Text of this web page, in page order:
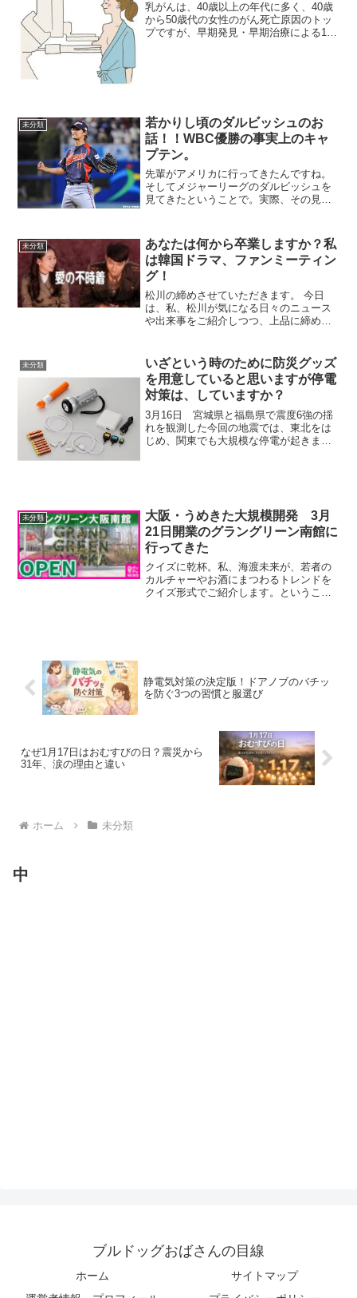
乳がんは、40歳以上の年代に多く、40歳
から50歳代の女性のがん死亡原因のトッ
プですが、早期発見・早期治療による10
未分類
若かりし頃のダルビッシュのお
話！！WBC優勝の事実上のキャ
プテン。
先輩がアメリカに行ってきたんですね。
そしてメジャーリーグのダルビッシュを
見てきたということで。実際、その見た
構ホームランも4発ぐらいだったかな打た
れた。でもなんか打たれ...
未分類
あなたは何から卒業しますか？私
は韓国ドラマ、ファンミーティン
グ！
松川の締めさせていただきます。 今日
は、私、松川が気になる日々のニュース
や出来事をご紹介しつつ、上品に締めさ
今日の締めのティッシュ、話題はこちら
です。 私、が韓国ドラマ...
未分類
いざという時のために防災グッズ
を用意していると思いますが停電
対策は、していますか？
3月16日 宮城県と福島県で震度6強の揺
れを観測した今回の地震では、東北をは
じめ、関東でも大規模な停電が起きまし
未分類
大阪・うめきた大規模開発 3月
21日開業のグラングリーン南館に
行ってきた
クイズに乾杯。私、海渡未来が、若者の
カルチャーやお酒にまつわるトレンドを
クイズ形式でご紹介します。ということ
静電気対策の決定版！ドアノブのバチッ
を防ぐ3つの習慣と服選び
なぜ1月17日はおむすびの日？震災から
31年、涙の理由と違い
ホーム 未分類
中
ブルドッグおばさんの目線
ホーム
サイトマップ